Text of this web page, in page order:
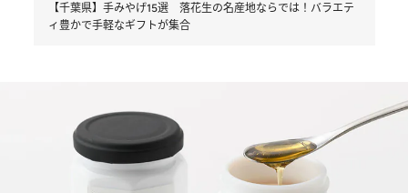
【千葉県】手みやげ15選 落花生の名産地ならでは！バラエテ
ィ豊かで手軽なギフトが集合